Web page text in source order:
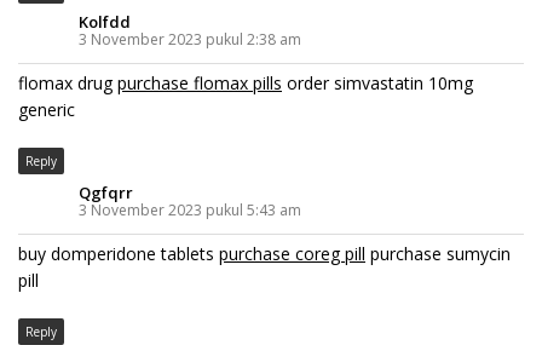
Kolfdd
3 November 2023 pukul 2:38 am
flomax drugpurchase flomax pills order simvastatin 10mg
generic
Reply
Qgfqrr
3 November 2023 pukul 5:43 am
buy domperidone tablets purchase coreg pill purchase sumycin
pill
Reply